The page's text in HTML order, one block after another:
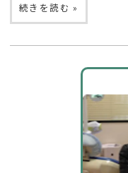
続きを読む »